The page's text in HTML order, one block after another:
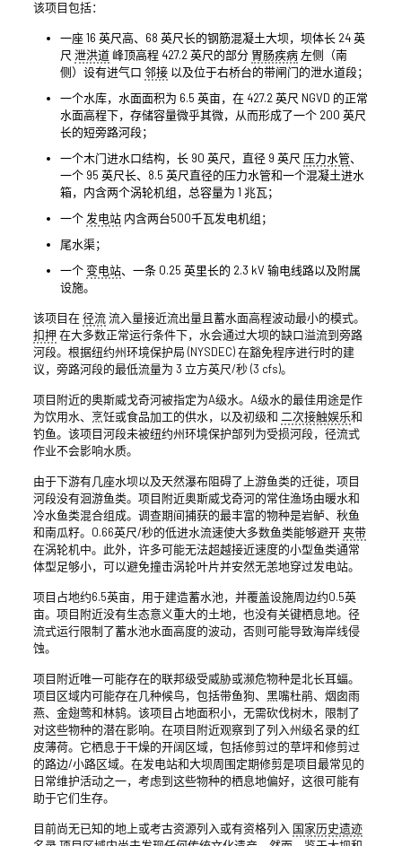
该项目包括：
一座 16 英尺高、68 英尺长的钢筋混凝土大坝，坝体长 24 英
尺 泄洪道峰顶高程 427.2 英尺的部分 胃肠疾病左侧（南
侧）设有进气口 邻接以及位于右桥台的带闸门的泄水道段；
一个水库，水面面积为 6.5 英亩，在 427.2 英尺 NGVD 的正常
水面高程下，存储容量微乎其微，从而形成了一个 200 英尺
长的短旁路河段；
一个木门进水口结构，长 90 英尺，直径 9 英尺 压力水管、
一个 95 英尺长、8.5 英尺直径的压力水管和一个混凝土进水
箱，内含两个涡轮机组，总容量为 1 兆瓦；
一个发电站内含两台500千瓦发电机组；
尾水渠；
一个 变电站、一条 0.25 英里长的 2.3 kV 输电线路以及附属
设施。
该项目在径流流入量接近流出量且蓄水面高程波动最小的模式。
扣押 在大多数正常运行条件下，水会通过大坝的缺口溢流到旁路
河段。根据纽约州环境保护局 (NYSDEC) 在豁免程序进行时的建
议，旁路河段的最低流量为 3 立方英尺/秒 (3 cfs)。
项目附近的奥斯威戈奇河被指定为A级水。A级水的最佳用途是作
为饮用水、烹饪或食品加工的供水，以及初级和 二次接触娱乐和
钓鱼。该项目河段未被纽约州环境保护部列为受损河段，径流式
作业不会影响水质。
由于下游有几座水坝以及天然瀑布阻碍了上游鱼类的迁徙，项目
河段没有洄游鱼类。项目附近奥斯威戈奇河的常住渔场由暖水和
冷水鱼类混合组成。调查期间捕获的最丰富的物种是岩鲈、秋鱼
和南瓜籽。0.66英尺/秒的低进水流速使大多数鱼类能够避开夹带
在涡轮机中。此外，许多可能无法超越接近速度的小型鱼类通常
体型足够小，可以避免撞击涡轮叶片并安然无恙地穿过发电站。
项目占地约6.5英亩，用于建造蓄水池，并覆盖设施周边约0.5英
亩。项目附近没有生态意义重大的土地，也没有关键栖息地。径
流式运行限制了蓄水池水面高度的波动，否则可能导致海岸线侵
蚀。
项目附近唯一可能存在的联邦级受威胁或濒危物种是北长耳蝠。
项目区域内可能存在几种候鸟，包括带鱼狗、黑嘴杜鹃、烟囱雨
燕、金翅莺和林鸫。该项目占地面积小，无需砍伐树木，限制了
对这些物种的潜在影响。在项目附近观察到了列入州级名录的红
皮薄荷。它栖息于干燥的开阔区域，包括修剪过的草坪和修剪过
的路边/小路区域。在发电站和大坝周围定期修剪是项目最常见的
日常维护活动之一，考虑到这些物种的栖息地偏好，这很可能有
助于它们生存。
目前尚无已知的地上或考古资源列入或有资格列入 国家历史遗迹